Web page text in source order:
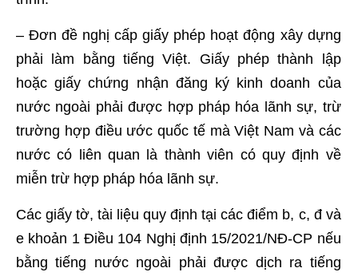
– Đơn đề nghị cấp giấy phép hoạt động xây dựng
phải làm bằng tiếng Việt. Giấy phép thành lập
hoặc giấy chứng nhận đăng ký kinh doanh của
nước ngoài phải được hợp pháp hóa lãnh sự, trừ
trường hợp điều ước quốc tế mà Việt Nam và các
nước có liên quan là thành viên có quy định về
miễn trừ hợp pháp hóa lãnh sự.
Các giấy tờ, tài liệu quy định tại các điểm b, c, đ và
e khoản 1 Điều 104 Nghị định 15/2021/NĐ-CP nếu
bằng tiếng nước ngoài phải được dịch ra tiếng